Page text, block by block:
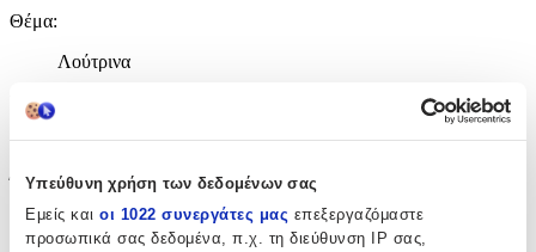
Υπεύθυνη χρήση των δεδομένων σας
Εμείς και οι 1022 συνεργάτες μας επεξεργαζόμαστε
προσωπικά σας δεδομένα, π.χ. τη διεύθυνση IP σας,
Θέμα:
Λούτρινα
Υλικό
Υφασμάτινο
Ύψος:
12